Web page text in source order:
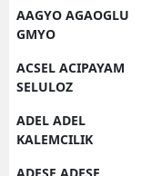
AAGYO AGAOGLU
GMYO
ACSEL ACIPAYAM
SELULOZ
ADEL ADEL
KALEMCILIK